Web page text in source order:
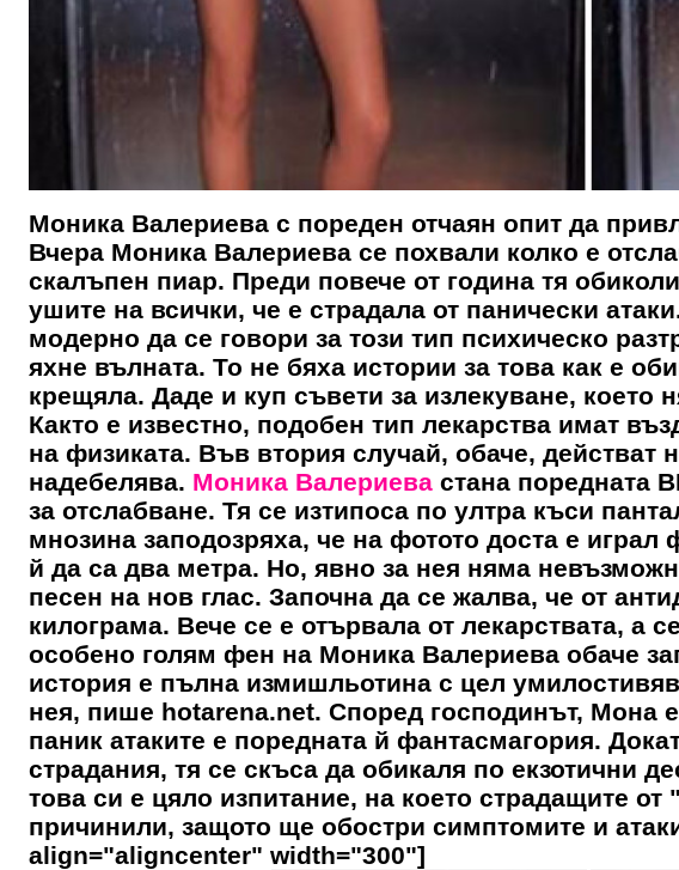
Моника Валериева с пореден отчаян опит да
Вчера Моника Валериева се похвали колко е
скалъпен пиар. Преди повече от година тя
ушите на всички, че е страдала от панически
модерно да се говори за този тип психическо
яхне вълната. То не бяха истории за това как е
крещяла. Даде и куп съвети за излекуване, което
Както е известно, подобен тип лекарства имат
на физиката. Във втория случай, обаче, действат
надебелява. Моника Валериева стана поредната
за отслабване. Тя се изтипоса по ултра къси
мнозина заподозряха, че на фотото доста е
й да са два метра. Но, явно за нея няма
песен на нов глас. Започна да се жалва, че от
килограма. Вече се е отървала от лекарствата, а
особено голям фен на Моника Валериева обаче
история е пълна измишльотина с цел
нея, пише hotarena.net. Според господинът, Мона
паник атаките е поредната й фантасмагория.
страдания, тя се скъса да обикаля по екзотични
това си е цяло изпитание, на което страдащите
причинили, защото ще обостри симптомите и
align="aligncenter" width="300"]